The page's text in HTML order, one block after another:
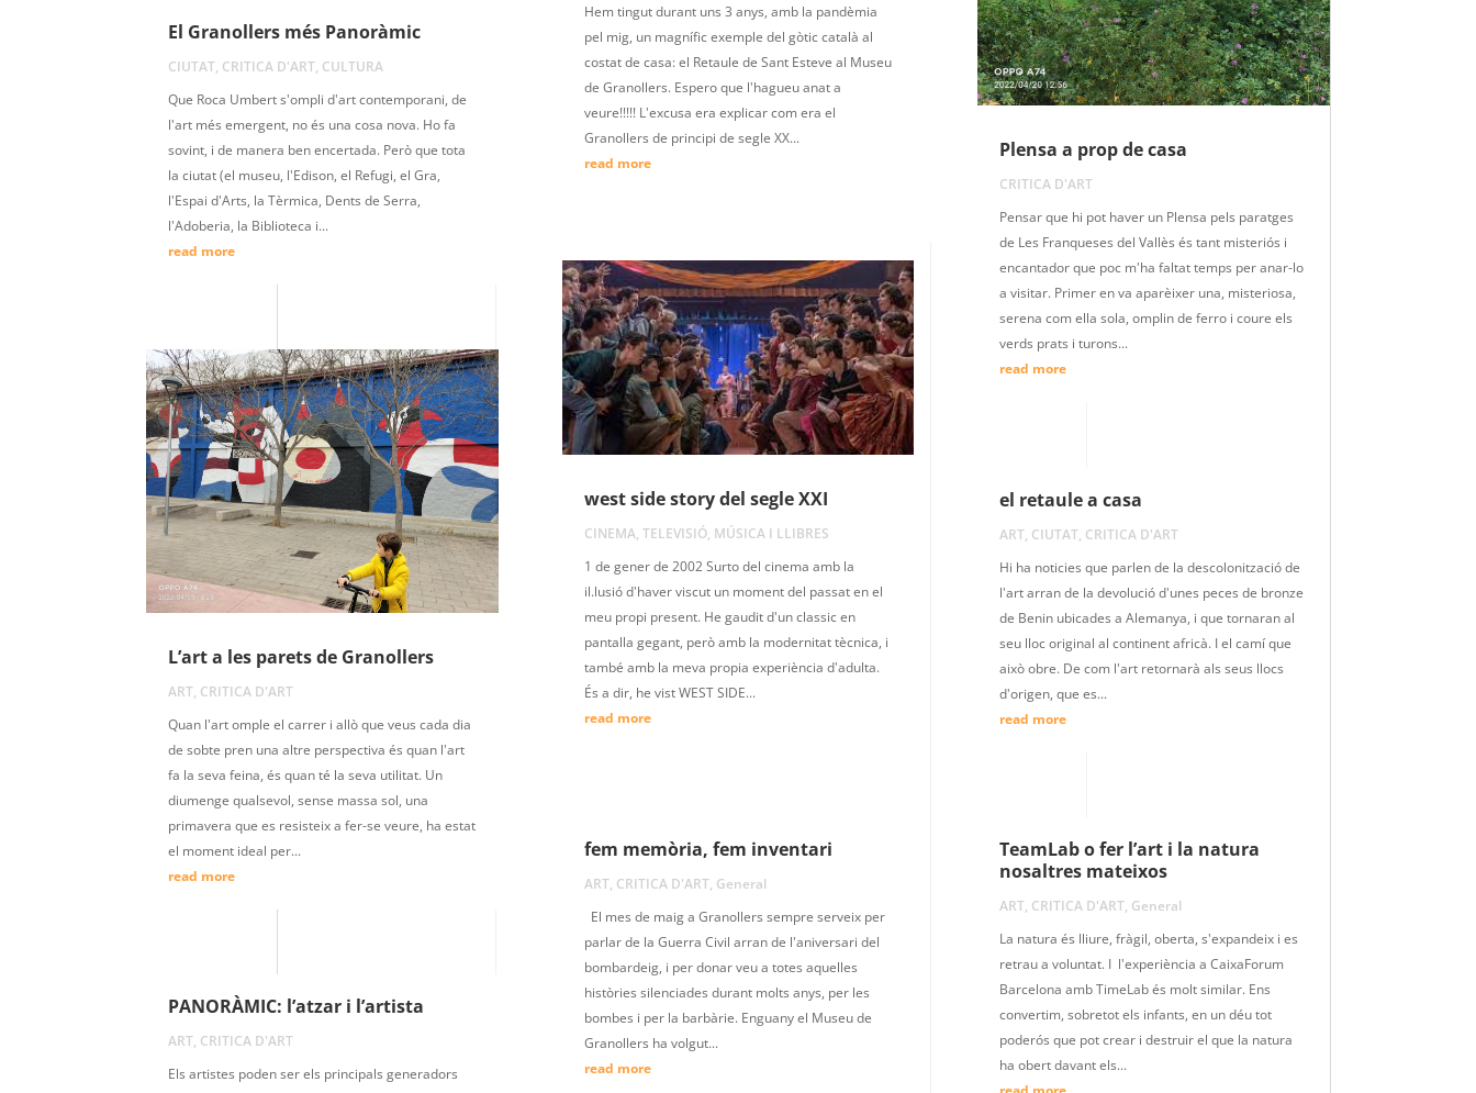
El Granollers més Panoràmic
CIUTAT, CRITICA D'ART, CULTURA
Que Roca Umbert s'ompli d'art contemporani, de
l'art més emergent, no és una cosa nova. Ho fa
sovint, i de manera ben encertada. Però que tota
la ciutat (el museu, l'Edison, el Refugi, el Gra,
l'Espai d'Arts, la Tèrmica, Dents de Serra,
l'Adoberia, la Biblioteca i...
read more
L’art a les parets de Granollers
ART, CRITICA D'ART
Quan l'art omple el carrer i allò que veus cada dia
de sobte pren una altre perspectiva és quan l'art
fa la seva feina, és quan té la seva utilitat. Un
diumenge qualsevol, sense massa sol, una
primavera que es resisteix a fer-se veure, ha estat
el moment ideal per...
read more
PANORÀMIC: l’atzar i l’artista
ART, CRITICA D'ART
Els artistes poden ser els principals generadors
Hem tingut durant uns 3 anys, amb la pandèmia
pel mig, un magnífic exemple del gòtic català al
costat de casa: el Retaule de Sant Esteve al Museu
de Granollers. Espero que l'hagueu anat a
veure!!!!! L'excusa era explicar com era el
Granollers de principi de segle XX...
read more
west side story del segle XXI
CINEMA, TELEVISIÓ, MÚSICA I LLIBRES
1 de gener de 2002 Surto del cinema amb la
il.lusió d'haver viscut un moment del passat en el
meu propi present. He gaudit d'un classic en
pantalla gegant, però amb la modernitat tècnica, i
també amb la meva propia experiència d'adulta.
És a dir, he vist WEST SIDE...
read more
fem memòria, fem inventari
ART, CRITICA D'ART, General
El mes de maig a Granollers sempre serveix per
parlar de la Guerra Civil arran de l'aniversari del
bombardeig, i per donar veu a totes aquelles
històries silenciades durant molts anys, per les
bombes i per la barbàrie. Enguany el Museu de
Granollers ha volgut...
read more
Plensa a prop de casa
CRITICA D'ART
Pensar que hi pot haver un Plensa pels paratges
de Les Franqueses del Vallès és tant misteriós i
encantador que poc m'ha faltat temps per anar-lo
a visitar. Primer en va aparèixer una, misteriosa,
serena com ella sola, omplin de ferro i coure els
verds prats i turons...
read more
el retaule a casa
ART, CIUTAT, CRITICA D'ART
Hi ha noticies que parlen de la descolonització de
l'art arran de la devolució d'unes peces de bronze
de Benin ubicades a Alemanya, i que tornaran al
seu lloc original al continent africà. I el camí que
això obre. De com l'art retornarà als seus llocs
d'origen, que es...
read more
TeamLab o fer l’art i la natura
nosaltres mateixos
ART, CRITICA D'ART, General
La natura és lliure, fràgil, oberta, s'expandeix i es
retrau a voluntat. I l'experiència a CaixaForum
Barcelona amb TimeLab és molt similar. Ens
convertim, sobretot els infants, en un déu tot
poderós que pot crear i destruir el que la natura
ha obert davant els...